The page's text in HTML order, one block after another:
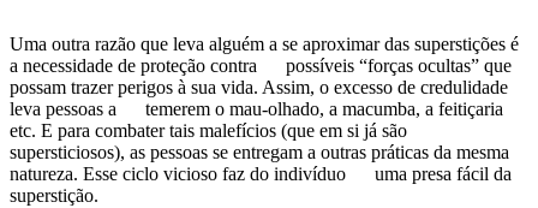
Uma outra razão que leva alguém a se aproximar das superstições é
a necessidade de proteção contra possíveis “forças ocultas” que
possam trazer perigos à sua vida. Assim, o excesso de credulidade
leva pessoas a temerem o mau-olhado, a macumba, a feitiçaria
etc. E para combater tais malefícios (que em si já são
supersticiosos), as pessoas se entregam a outras práticas da mesma
natureza. Esse ciclo vicioso faz do indivíduo uma presa fácil da
superstição.